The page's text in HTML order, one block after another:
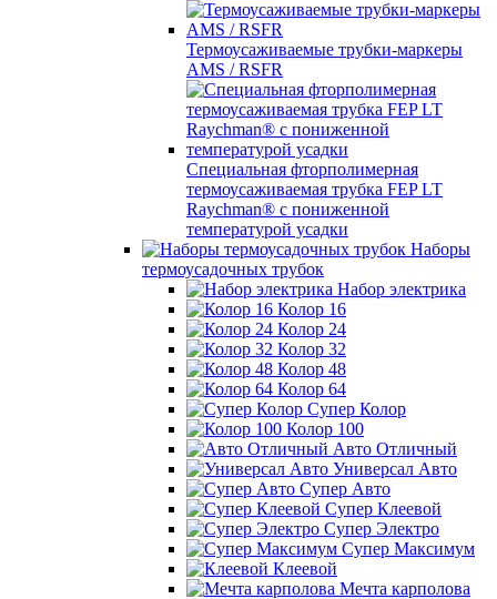
Термоусаживаемые трубки-маркеры
AMS / RSFR
Специальная фторполимерная
термоусаживаемая трубка FEP LT
Raychman® с пониженной
температурой усадки
Наборы
термоусадочных трубок
Набор электрика
Колор 16
Колор 24
Колор 32
Колор 48
Колор 64
Супер Колор
Колор 100
Авто Отличный
Универсал Авто
Супер Авто
Супер Клеевой
Супер Электро
Супер Максимум
Клеевой
Мечта карполова